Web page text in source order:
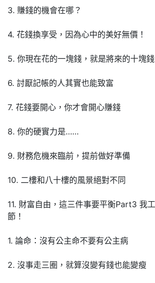
3. 賺錢的機會在哪？
4. 花錢換享受，因為心中的美好無價！
5. 你現在花的一塊錢，就是將來的十塊錢
6. 討厭記帳的人其實也能致富
7. 花錢要開心，你才會開心賺錢
8. 你的硬實力是……
9. 財務危機來臨前，提前做好準備
10. 二樓和八十樓的風景絕對不同
11. 財富自由，這三件事要平衡Part3 我工作最強的，是細
節！
1. 論命：沒有公主命不要有公主病
2. 沒事走三圈，就算沒變有錢也能變瘦